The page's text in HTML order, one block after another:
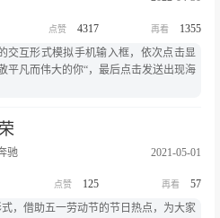
4317
1355
交互形式模拟手机输入框，依次点击显
平凡而伟大的你“，最后点击发送出现海
驰 2021-05-01
125
57
，借助五一劳动节的节日热点，为大家